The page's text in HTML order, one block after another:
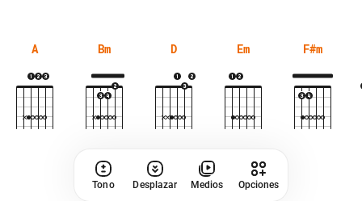
A Bm D Em F#m
Tono Desplazar Medios Opciones